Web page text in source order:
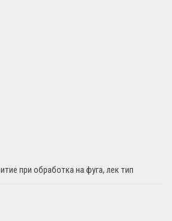
при обработка на фуга, лек тип